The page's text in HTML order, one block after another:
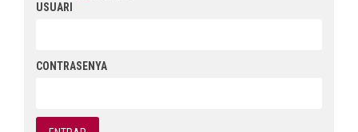
USUARI
CONTRASENYA